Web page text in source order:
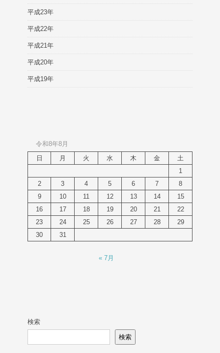
平成23年
平成22年
平成21年
平成20年
平成19年
令和8年8月
日
月 火 水 木 金
土
1
2
3 4 5 6 7
8
9
10 11 12 13 14
15
16
17 18 19 20 21
22
23
24 25 26 27 28
29
30
31
« 7月
検索
検索